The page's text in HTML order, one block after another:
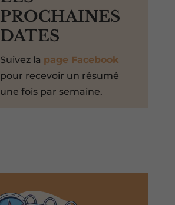
PROCHAINES
DATES
Suivez la page Facebook
pour recevoir un résumé
une fois par semaine.